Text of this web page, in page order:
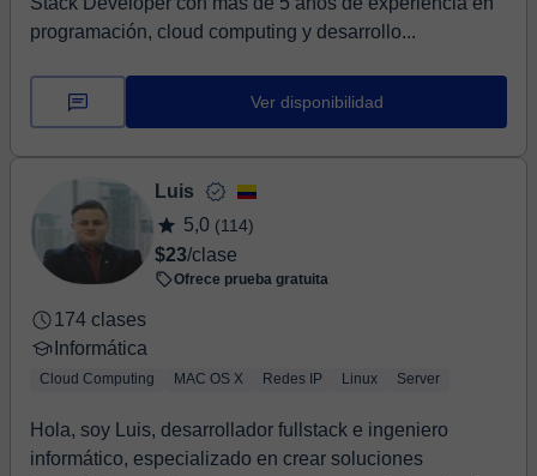
programación, cloud computing y desarrollo...
Ver disponibilidad
Luis
5,0 (114)
$23/clase
Ofrece prueba gratuita
174 clases
Informática
Cloud Computing MAC OS X Redes IP Linux Server
Hola, soy Luis, desarrollador fullstack e ingeniero
informático, especializado en crear soluciones